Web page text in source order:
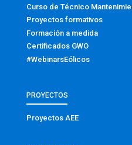
Curso de Técnico
Proyectos formativos
Formación a medida
Certificados GWO
#WebinarsEólicos
PROYECTOS
Proyectos AEE